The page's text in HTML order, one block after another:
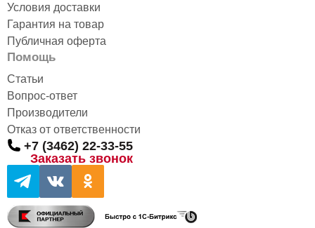
Условия доставки
Гарантия на товар
Публичная оферта
Помощь
Статьи
Вопрос-ответ
Производители
Отказ от ответственности
+7 (3462) 22-33-55
Заказать звонок